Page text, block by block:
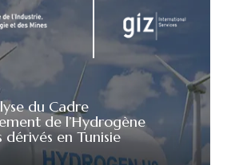
du Cadre
de l’Hydrogène
dérivés en Tunisie